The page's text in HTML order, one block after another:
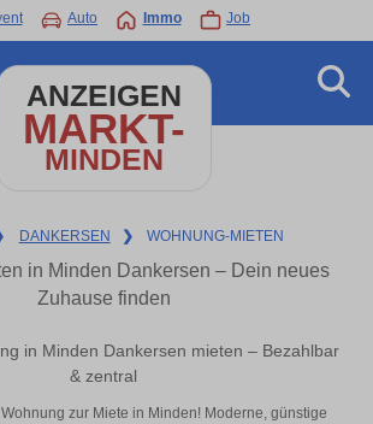
Auto Immo Job
ANZEIGEN
MARKT-
MINDEN
DANKERSEN ❯ WOHNUNG-MIETEN
in Minden Dankersen – Dein neues
Zuhause finden
in Minden Dankersen mieten – Bezahlbar
& zentral
zur Miete in Minden! Moderne, günstige